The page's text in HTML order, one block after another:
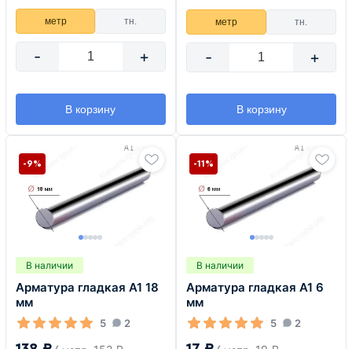
метр тн.
- +
В корзину
метр тн.
- +
В корзину
В наличии
Арматура гладкая А1 18
мм
5 2
-9%
В наличии
Арматура гладкая А1 6
мм
5 2
-11%